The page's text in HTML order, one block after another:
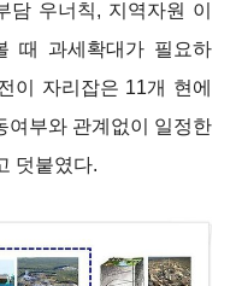
담 우너칙, 지역자원 이
때 과세확대가 필요하
이 자리잡은 11개 현에
여부와 관계없이 일정한
덧붙였다.